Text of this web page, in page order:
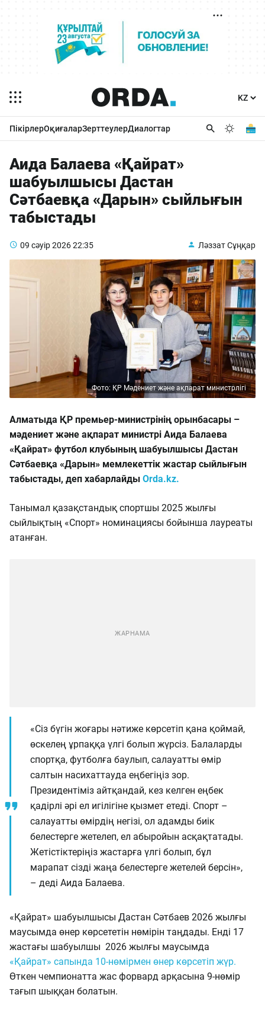
ПікірлерОқиғаларЗерттеулерДиалогтар
Аида Балаева «Қайрат»
шабуылшысы Дастан
Сәтбаевқа «Дарын» сыйлығын
табыстады
09 сәуір 202622:35 Ләззат Сұңқар
Фото: ҚР Мәдениет және ақпарат министрлігі
Алматыда ҚР премьер-министрінің орынбасары –
мәдениет және ақпарат министрі Аида Балаева
«Қайрат» футбол клубының шабуылшысы Дастан
Сәтбаевқа «Дарын» мемлекеттік жастар сыйлығын
табыстады, деп хабарлайды Orda.kz.
Танымал қазақстандық спортшы 2025 жылғы
сыйлықтың «Спорт» номинациясы бойынша лауреаты
атанған.
«Сіз бүгін жоғары нәтиже көрсетіп қана қоймай,
өскелең ұрпаққа үлгі болып жүрсіз. Балаларды
спортқа, футболға баулып, салауатты өмір
салтын насихаттауда еңбегіңіз зор.
Президентіміз айтқандай, кез келген еңбек
қадірлі әрі ел игілігіне қызмет етеді. Спорт –
салауатты өмірдің негізі, ол адамды биік
белестерге жетелеп, ел абыройын асқақтатады.
Жетістіктеріңіз жастарға үлгі болып, бұл
марапат сізді жаңа белестерге жетелей берсін»,
– деді Аида Балаева.
«Қайрат» шабуылшысы Дастан Сәтбаев 2026 жылғы
маусымда өнер көрсететін нөмірін таңдады. Енді 17
жастағы шабуылшы 2026 жылғы маусымда
«Қайрат» сапында 10-нөмірмен өнер көрсетіп жүр.
Өткен чемпионатта жас форвард арқасына 9-нөмір
тағып шыққан болатын.